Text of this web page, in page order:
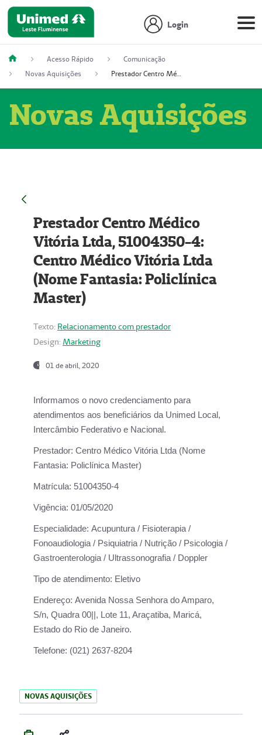
Login
Acesso Rápido
Comunicação
Novas Aquisições
Prestador Centro Médico Vitória Ltda, 51004350-4: Centro Médico Vitória Ltda (Nome Fantasia: Policlínica Master)
Novas Aquisições
Prestador Centro Médico
Vitória Ltda, 51004350-4:
Centro Médico Vitória Ltda
(Nome Fantasia: Policlínica
Master)
Texto: Relacionamento com prestador
Design: Marketing
01 de abril, 2020
Informamos o novo credenciamento para
atendimentos aos beneficiários da Unimed Local,
Intercâmbio Federativo e Nacional.
Prestador: Centro Médico Vitória Ltda (Nome
Fantasia: Policlínica Master)
Matrícula: 51004350-4
Vigência: 01/05/2020
Especialidade: Acupuntura / Fisioterapia /
Fonoaudiologia / Psiquiatria / Nutrição / Psicologia /
Gastroenterologia / Ultrassonografia / Doppler
Tipo de atendimento: Eletivo
Endereço: Avenida Nossa Senhora do Amparo,
S/n, Quadra 00||, Lote 11, Araçatiba, Maricá,
Estado do Rio de Janeiro.
Telefone: (021) 2637-8204
NOVAS AQUISIÇÕES